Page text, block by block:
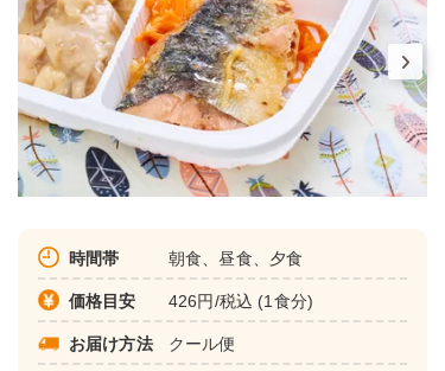
時間帯 朝食、昼食、夕食
価格目安 426円/税込 (1食分)
お届け方法 クール便